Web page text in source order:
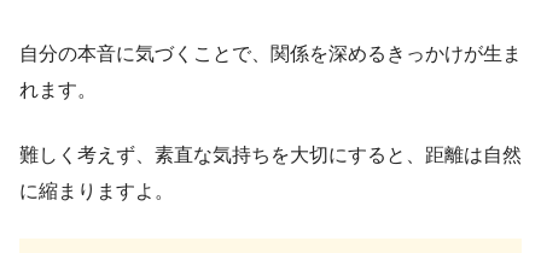
自分の本音に気づくことで、関係を深めるきっかけが生ま
れます。
難しく考えず、素直な気持ちを大切にすると、距離は自然
に縮まりますよ。